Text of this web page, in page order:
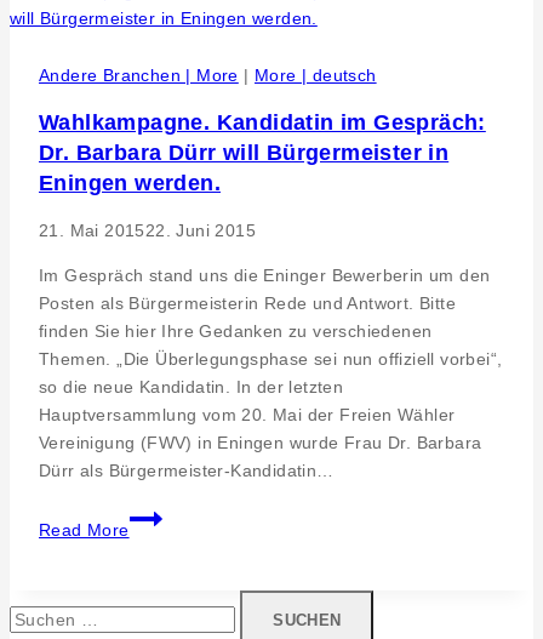
Respekt
wichtige
–
Soziales
Engagement
Physiotherapiepraxis
Eningen
Andere Branchen | More | More | deutsch
Wahlkampagne. Kandidatin im Gespräch:
Dr. Barbara Dürr will Bürgermeister in
Eningen werden.
21. Mai 201522. Juni 2015
Im Gespräch stand uns die Eninger Bewerberin um den
Posten als Bürgermeisterin Rede und Antwort. Bitte
finden Sie hier Ihre Gedanken zu verschiedenen
Themen. „Die Überlegungsphase sei nun offiziell vorbei“,
so die neue Kandidatin. In der letzten
Hauptversammlung vom 20. Mai der Freien Wähler
Vereinigung (FWV) in Eningen wurde Frau Dr. Barbara
Dürr als Bürgermeister-Kandidatin…
Read More
Wahlkampagne.
Kandidatin
Suchen
nach: